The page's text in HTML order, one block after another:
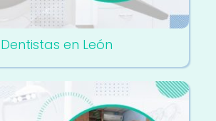
Dentistas en León